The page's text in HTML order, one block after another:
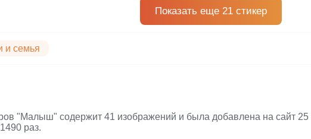
Показать еще 21 стикер
и семья
"Малыш" содержит 41 изображений и была добавлена на сайт
раз.